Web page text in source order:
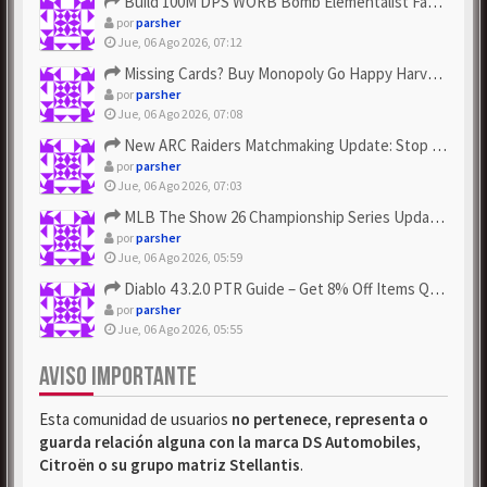
porparsher
Jue, 06 Ago 2026, 07:12
Missing Cards? Buy Monopoly Go Happy Harvest with Looney Tun...
porparsher
Jue, 06 Ago 2026, 07:08
New ARC Raiders Matchmaking Update: Stop Failed - Grab Bluep...
porparsher
Jue, 06 Ago 2026, 07:03
MLB The Show 26 Championship Series Update! Get Cheap & ...
porparsher
Jue, 06 Ago 2026, 05:59
Diablo 4 3.2.0 PTR Guide – Get 8% Off Items Quickly to Test ...
porparsher
Jue, 06 Ago 2026, 05:55
AVISO IMPORTANTE
Esta comunidad de usuarios no pertenece, representa o
guarda relación alguna con la marca DS Automobiles,
Citroën o su grupo matriz Stellantis.